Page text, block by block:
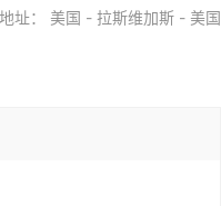
址： 美国 - 拉斯维加斯 - 美